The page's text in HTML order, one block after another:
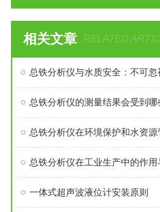
相关文章 RELATED
总铁分析仪与水质安全：不可忽
总铁分析仪的测量结果会受到哪
总铁分析仪在环境保护和水资
总铁分析仪在工业生产中的作用
一体式超声波液位计安装原则